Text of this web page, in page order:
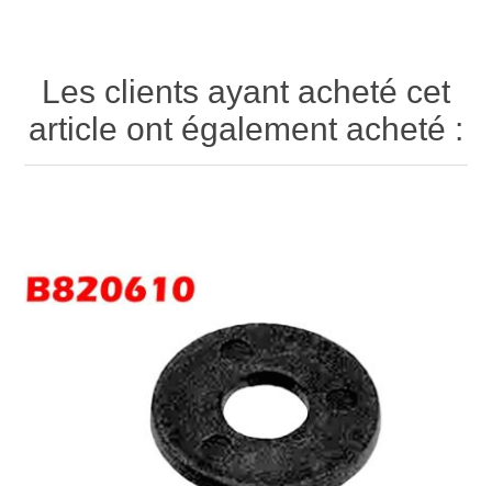
Les clients ayant acheté cet
article ont également acheté :